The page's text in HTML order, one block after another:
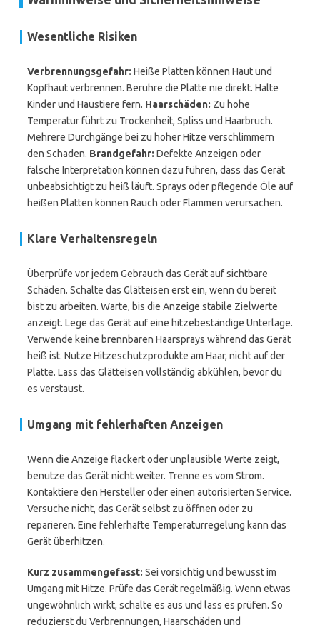
Wesentliche Risiken
Verbrennungsgefahr: Heiße Platten können Haut und
Kopfhaut verbrennen. Berühre die Platte nie direkt. Halte
Kinder und Haustiere fern. Haarschäden: Zu hohe
Temperatur führt zu Trockenheit, Spliss und Haarbruch.
Mehrere Durchgänge bei zu hoher Hitze verschlimmern
den Schaden. Brandgefahr: Defekte Anzeigen oder
falsche Interpretation können dazu führen, dass das Gerät
unbeabsichtigt zu heiß läuft. Sprays oder pflegende Öle auf
heißen Platten können Rauch oder Flammen verursachen.
Klare Verhaltensregeln
Überprüfe vor jedem Gebrauch das Gerät auf sichtbare
Schäden. Schalte das Glätteisen erst ein, wenn du bereit
bist zu arbeiten. Warte, bis die Anzeige stabile Zielwerte
anzeigt. Lege das Gerät auf eine hitzebeständige Unterlage.
Verwende keine brennbaren Haarsprays während das Gerät
heiß ist. Nutze Hitzeschutzprodukte am Haar, nicht auf der
Platte. Lass das Glätteisen vollständig abkühlen, bevor du
es verstaust.
Umgang mit fehlerhaften Anzeigen
Wenn die Anzeige flackert oder unplausible Werte zeigt,
benutze das Gerät nicht weiter. Trenne es vom Strom.
Kontaktiere den Hersteller oder einen autorisierten Service.
Versuche nicht, das Gerät selbst zu öffnen oder zu
reparieren. Eine fehlerhafte Temperaturregelung kann das
Gerät überhitzen.
Kurz zusammengefasst: Sei vorsichtig und bewusst im
Umgang mit Hitze. Prüfe das Gerät regelmäßig. Wenn etwas
ungewöhnlich wirkt, schalte es aus und lass es prüfen. So
reduzierst du Verbrennungen, Haarschäden und